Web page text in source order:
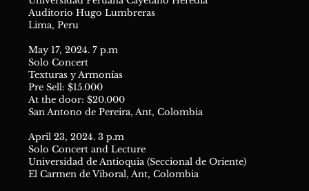
Auditorio Hugo Lumbreras
Lima, Peru
May 17, 2024. 7 p.m
Solo Concert
Texturas y Armonías
Pre Sell: $15.000
At the door: $20.000
San Antono de Pereira, Ant, Colombia
April 23, 2024. 3 p.m
Solo Concert and Lecture
Universidad de Antioquia (Seccional de Oriente)
El Carmen de Viboral, Ant, Colombia